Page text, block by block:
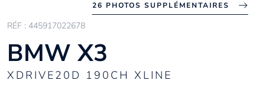
26 PHOTOS SUPPLÉMENTAIRES
RÉF : 445917022678
BMW X3
XDRIVE20D 190CH XLINE